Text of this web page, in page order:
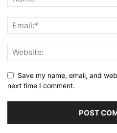
Save my name, email, and
next time I comment.